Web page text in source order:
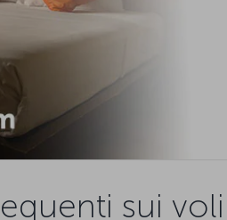
sui